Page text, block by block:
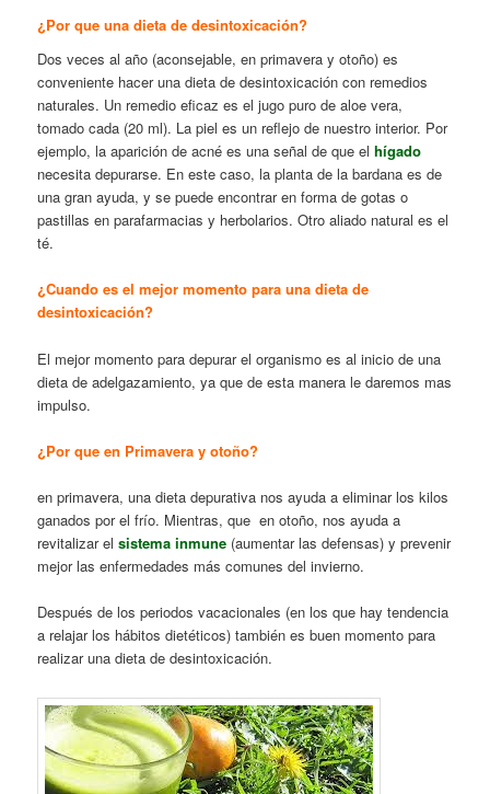
¿Por que una dieta de desintoxicación?
Dos veces al año (aconsejable, en primavera y otoño) es
conveniente hacer una dieta de desintoxicación con remedios
naturales. Un remedio eficaz es el jugo puro de aloe vera,
tomado cada (20 ml). La piel es un reflejo de nuestro interior. Por
ejemplo, la aparición de acné es una señal de que elhígado
necesita depurarse. En este caso, la planta de la bardana es de
una gran ayuda, y se puede encontrar en forma de gotas o
pastillas en parafarmacias y herbolarios. Otro aliado natural es el
té.
¿Cuando es el mejor momento para una dieta de
desintoxicación?
El mejor momento para depurar el organismo es al inicio de una
dieta de adelgazamiento, ya que de esta manera le daremos mas
impulso.
¿Por que en Primavera y otoño?
en primavera, una dieta depurativa nos ayuda a eliminar los kilos
ganados por el frío. Mientras, que en otoño, nos ayuda a
revitalizar elsistema inmune (aumentar las defensas) y prevenir
mejor las enfermedades más comunes del invierno.
Después de los periodos vacacionales (en los que hay tendencia
a relajar los hábitos dietéticos) también es buen momento para
realizar una dieta de desintoxicación.